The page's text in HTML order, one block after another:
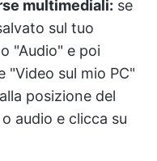
multimediali: se
sul tuo
"Audio" e poi
"Video sul mio PC"
posizione del
audio e clicca su